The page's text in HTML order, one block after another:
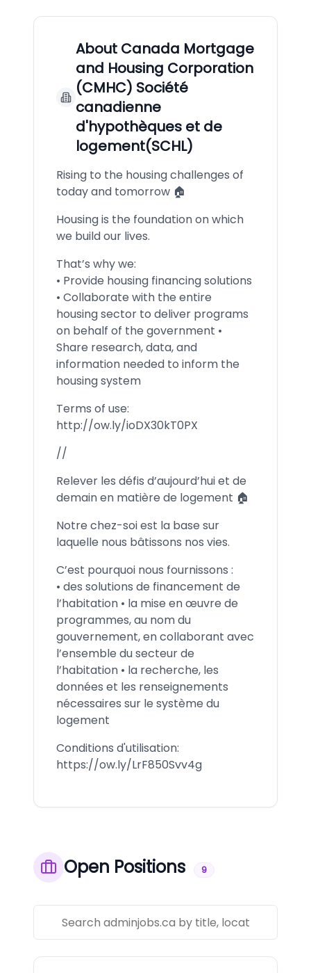
About Canada Mortgage
and Housing Corporation
(CMHC) Société
canadienne
d'hypothèques et de
logement(SCHL)
Rising to the housing challenges of
today and tomorrow 🏠
Housing is the foundation on which
we build our lives.
That’s why we:
• Provide housing financing solutions
• Collaborate with the entire
housing sector to deliver programs
on behalf of the government •
Share research, data, and
information needed to inform the
housing system
Terms of use:
http://ow.ly/ioDX30kT0PX
//
Relever les défis d’aujourd’hui et de
demain en matière de logement 🏠
Notre chez-soi est la base sur
laquelle nous bâtissons nos vies.
C’est pourquoi nous fournissons :
• des solutions de financement de
l’habitation • la mise en œuvre de
programmes, au nom du
gouvernement, en collaborant avec
l’ensemble du secteur de
l’habitation • la recherche, les
données et les renseignements
nécessaires sur le système du
logement
Conditions d'utilisation:
https://ow.ly/LrF850Svv4g
Open Positions 9